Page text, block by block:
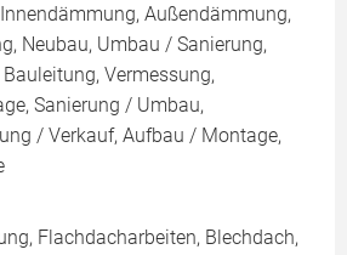
Außendämmung,
Neubau, Umbau / Sanierung,
Vermessung,
Sanierung / Umbau,
/ Verkauf, Aufbau / Montage,
Flachdacharbeiten, Blechdach,